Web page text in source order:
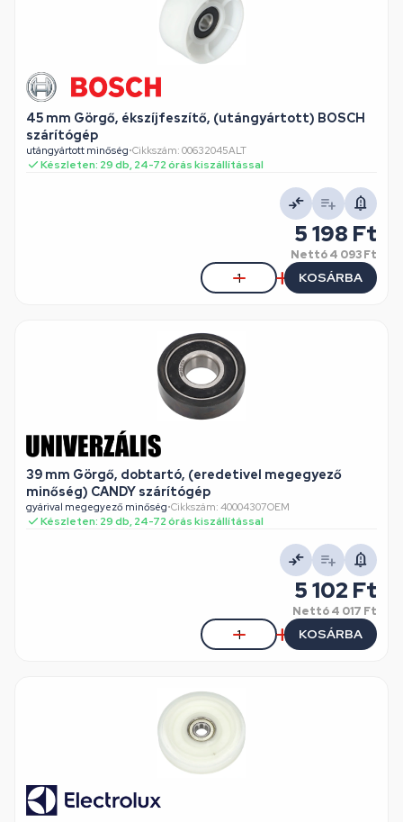
45 mm Görgő, ékszíjfeszítő, (utángyártott) BOSCH
szárítógép
utángyártott minőség•Cikkszám: 00632045ALT
Készleten: 29 db, 24-72 órás kiszállítással
5 198 Ft
Nettó4 093 Ft
KOSÁRBA
39 mm Görgő, dobtartó, (eredetivel megegyező
minőség) CANDY szárítógép
gyárival megegyező minőség•Cikkszám: 40004307OEM
Készleten: 29 db, 24-72 órás kiszállítással
5 102 Ft
Nettó4 017 Ft
KOSÁRBA